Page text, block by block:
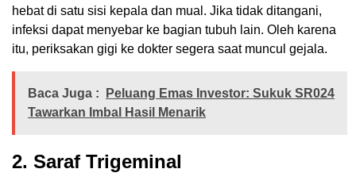
hebat di satu sisi kepala dan mual. Jika tidak ditangani,
infeksi dapat menyebar ke bagian tubuh lain. Oleh karena
itu, periksakan gigi ke dokter segera saat muncul gejala.
Baca Juga :
Peluang Emas Investor: Sukuk SR024
Tawarkan Imbal Hasil Menarik
2. Saraf Trigeminal